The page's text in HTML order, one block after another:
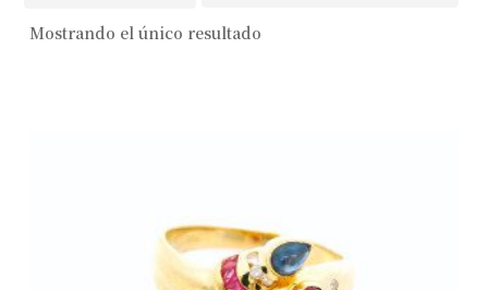
Mostrando el único resultado